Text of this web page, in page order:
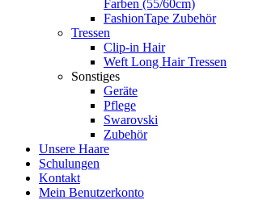
Farben (55/60cm)
FashionTape Zubehör
Tressen
Clip-in Hair
Weft Long Hair Tressen
Sonstiges
Geräte
Pflege
Swarovski
Zubehör
Unsere Haare
Schulungen
Kontakt
Mein Benutzerkonto